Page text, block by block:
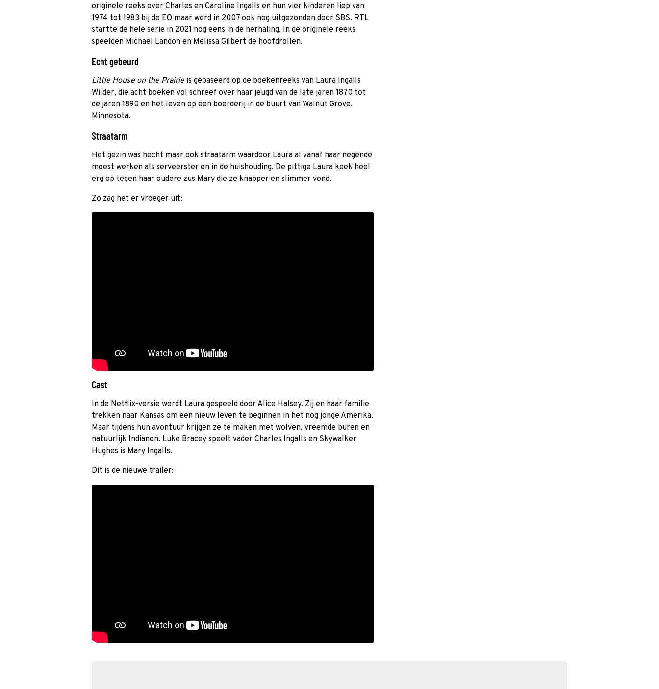
originele reeks over Charles en Caroline Ingalls en hun vier kinderen liep van
1974 tot 1983 bij de EO maar werd in 2007 ook nog uitgezonden door SBS. RTL
startte de hele serie in 2021 nog eens in de herhaling. In de originele reeks
speelden Michael Landon en Melissa Gilbert de hoofdrollen.
Echt gebeurd
Little House on the Prairieis gebaseerd op de boekenreeks van Laura Ingalls
Wilder, die acht boeken vol schreef over haar jeugd van de late jaren 1870 tot
de jaren 1890 en het leven op een boerderij in de buurt van Walnut Grove,
Minnesota.
Straatarm
Het gezin was hecht maar ook straatarm waardoor Laura al vanaf haar negende
moest werken als serveerster en in de huishouding. De pittige Laura keek heel
erg op tegen haar oudere zus Mary die ze knapper en slimmer vond.
Zo zag het er vroeger uit:
Cast
In de Netflix-versie wordt Laura gespeeld door Alice Halsey. Zij en haar familie
trekken naar Kansas om een nieuw leven te beginnen in het nog jonge Amerika.
Maar tijdens hun avontuur krijgen ze te maken met wolven, vreemde buren en
natuurlijk Indianen. Luke Bracey speelt vader Charles Ingalls en Skywalker
Hughes is Mary Ingalls.
Dit is de nieuwe trailer: